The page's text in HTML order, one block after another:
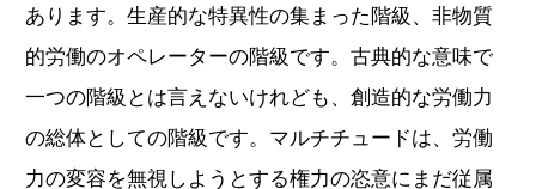
あります。生産的な特異性の集まった階級、非物質
的労働のオペレーターの階級です。古典的な意味で
一つの階級とは言えないけれども、創造的な労働力
の総体としての階級です。マルチチュードは、労働
力の変容を無視しようとする権力の恣意にまだ従属